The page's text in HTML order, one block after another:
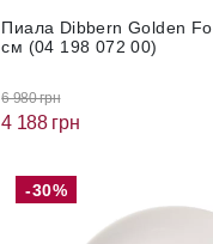
Пиала Dibbern Golden
см (04 198 072 00)
6 980 грн
4 188 грн
-30%